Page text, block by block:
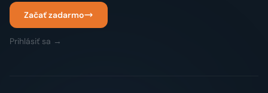
Začať zadarmo
Prihlásiť sa →